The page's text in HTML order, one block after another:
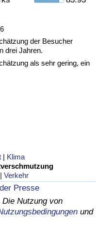
der Besucher
drei Jahren.
als sehr gering, ein
| Klima
|Verkehr
Presse
Nutzung von
und